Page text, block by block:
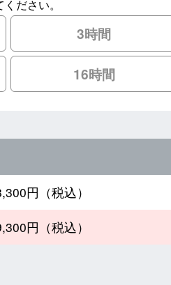
ださい。
3時間
16時間
円（税込）
円（税込）